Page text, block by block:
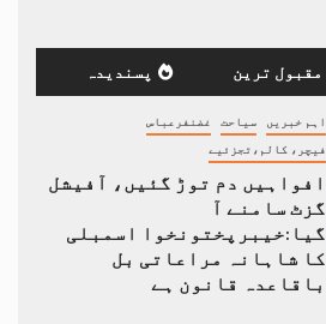
مقبول ترین پسندیدہ
اہم خبریں سیاحت غضنفرعباس
فیچر، کالم،تجزئیے
افواہیں دم توڑ گئیں، آفیشل
گزٹ سامنے آ
گیا:خیبرپختونخوا اسمبلی
کا شاہانہ مراعاتی بل
باقاعدہ قانون ہے